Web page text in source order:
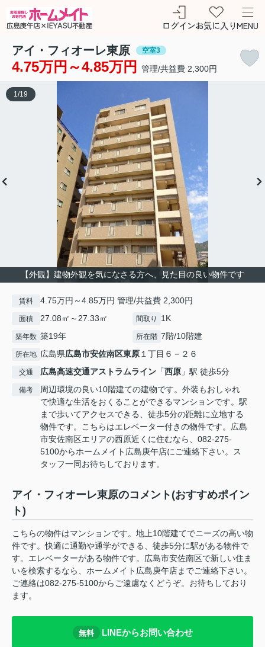
ログインお気に入りMENU
アイ・フィオーレ東原 空室3
4.75万円～4.85万円 管理/共益費 2,300円
【外観】建物外観を気になさる方へ、見た目の良い物件です
1 /19
賃料 4.75万円～4.85万円 管理/共益費 2,300円
面積 27.08㎡～27.33㎡ 間取り 1K
築年数 築19年 所在階 7階/10階建
所在地 広島県広島市安佐南区東原 １丁目６－２６
交通 広島高速交通アストラムライン 「西原 」駅 徒歩5分
備考
周辺環境の良い10階建ての建物です。外装もおしゃれ
で快適な生活をおくることができるマンションです。駅
まで歩いてアクセスできる、徒歩5分の距離に立地する
物件です。こちらはエレベーター付きの物件です。広島
市安佐南区エリアの西原近くに住むなら、082-275-
5100からホームメイト広島庚午店にご連絡下さい。ス
タッフ一同お待ちしております。
アイ・フィオーレ東原のコメント(おすすめポイン
ト)
こちらの物件はマンションです。地上10階建てでニーズの高い物
件です。快適に通勤や通学ができる、徒歩5分に駅がある物件で
す。エレベーターがある物件です。広島市安佐南区で新しい住ま
いを検索するなら、ホームメイト広島庚午店までご連絡下さい。
ご連絡は082-275-5100からご遠慮なくどうぞ。お待ちしており
ます。
無料 LINEからお問い合わせ